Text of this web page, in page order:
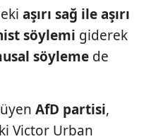
okumak ve sitemizde
çerezlerle ilgili bilgi
aşırı sağ ile aşırı
söylemi giderek
söyleme de
AfD partisi,
Victor Urban